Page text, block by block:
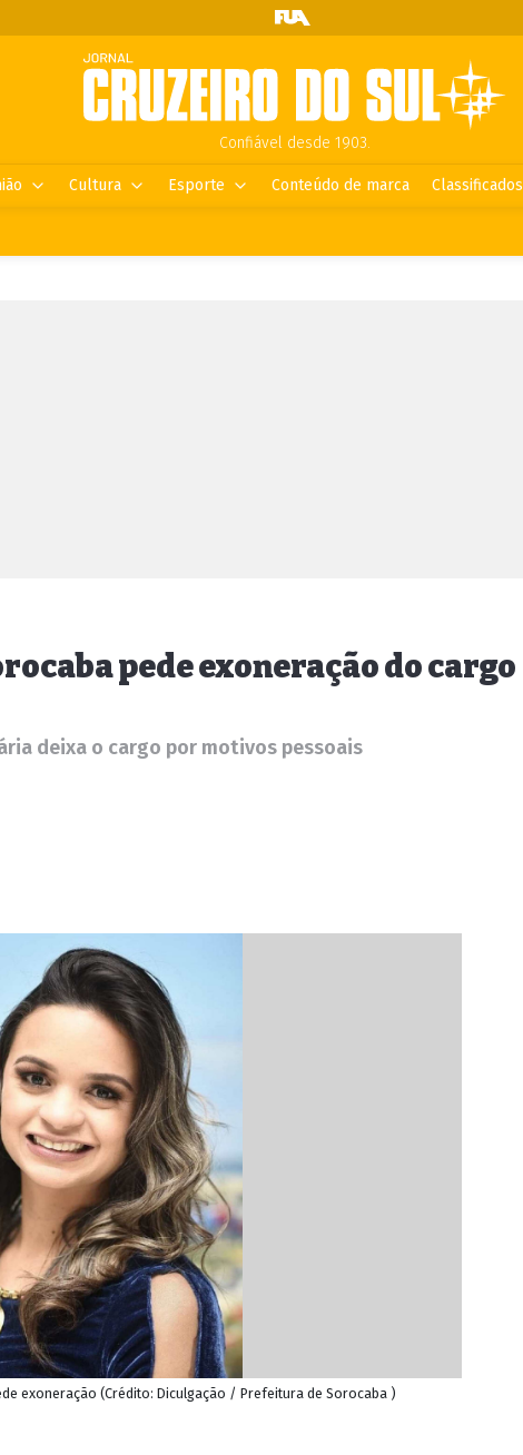
Confiável desde 1903.
Cultura Esporte Conteúdo de marca Classificados
pede exoneração do cargo
deixa o cargo por motivos pessoais
exoneração (Crédito: Diculgação / Prefeitura de Sorocaba )